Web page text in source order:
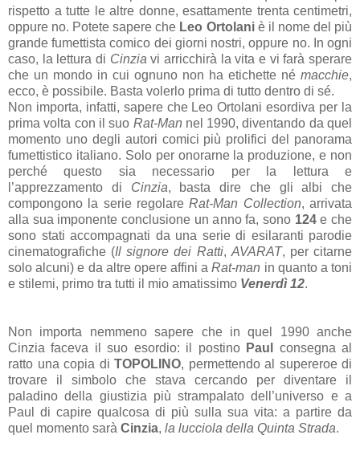
rispetto a tutte le altre donne, esattamente trenta centimetri,
oppure no. Potete sapere che Leo Ortolaniè il nome del più
grande fumettista comico dei giorni nostri, oppure no. In ogni
caso, la lettura di Cinziavi arricchirà la vita e vi farà sperare
che un mondo in cui ognuno non ha etichette né macchie,
ecco, è possibile. Basta volerlo prima di tutto dentro di sé.
Non importa, infatti, sapere che Leo Ortolani esordiva per la
prima volta con il suo Rat-Man nel 1990, diventando da quel
momento uno degli autori comici più prolifici del panorama
fumettistico italiano. Solo per onorarne la produzione, e non
perché questo sia necessario per la lettura e
l’apprezzamento di Cinzia, basta dire che gli albi che
compongono la serie regolareRat-Man Collection, arrivata
alla sua imponente conclusione un anno fa, sono 124e che
sono stati accompagnati da una serie di esilaranti parodie
cinematografiche (Il signore dei Ratti, AVARAT, per citarne
solo alcuni) e da altre opere affini aRat-man in quanto a toni
e stilemi, primo tra tutti il mio amatissimo Venerdì 12.
Non importa nemmeno sapere che in quel 1990 anche
Cinzia faceva il suo esordio: il postino Paul
consegna al
ratto una copia di TOPOLINO, permettendo al supereroe di
trovare il simbolo che stava cercando per diventare il
paladino della giustizia più strampalato dell’universo e a
Paul di capire qualcosa di più sulla sua vita: a partire da
quel momento sarà Cinzia, la lucciola della Quinta Strada.